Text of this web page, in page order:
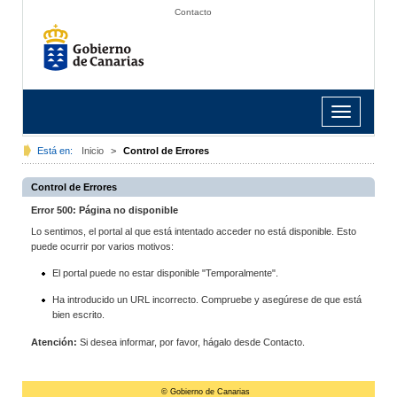
Contacto
Toggle
navigation
Está en: Inicio > Control de Errores
Control de Errores
Error 500: Página no disponible
Lo sentimos, el portal al que está intentado acceder no está disponible. Esto
puede ocurrir por varios motivos:
El portal puede no estar disponible "Temporalmente".
Ha introducido un URL incorrecto. Compruebe y asegúrese de que está
bien escrito.
Atención: Si desea informar, por favor, hágalo desde Contacto.
© Gobierno de Canarias